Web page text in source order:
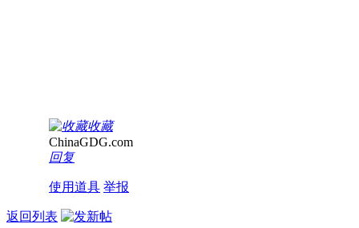
收藏
ChinaGDG.com
回复
使用道具 举报
返回列表